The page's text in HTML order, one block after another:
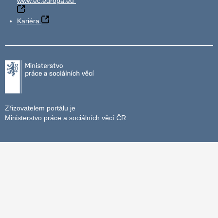
Kariéra
Zřizovatelem portálu je
Ministerstvo práce a sociálních věcí ČR